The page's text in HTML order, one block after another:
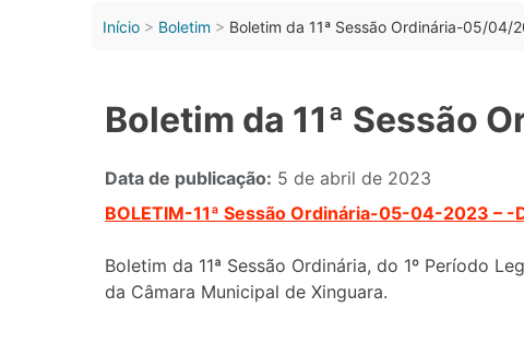
Início Boletim Boletim da 11ª Sessão Ordinária-05/04/
Boletim da 11ª Sessão
Data de publicação: 5 de abril de 2023
BOLETIM-11ª Sessão Ordinária-05-04-2023 – -
Boletim da 11ª Sessão Ordinária, do 1º Período
da Câmara Municipal de Xinguara.